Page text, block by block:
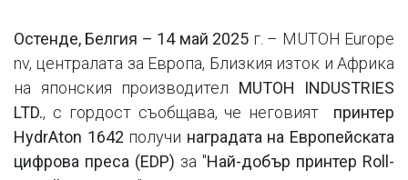
Остенде, Белгия – 14 май 2025 г. – MUTOH Europe
nv, централата за Европа, Близкия изток и Африка
на японския производител MUTOH INDUSTRIES
LTD., с гордост съобщава, че неговият
принтер
HydrAton 1642 получи наградата на Европейската
цифрова преса (EDP) за "Най-добър принтер Roll-